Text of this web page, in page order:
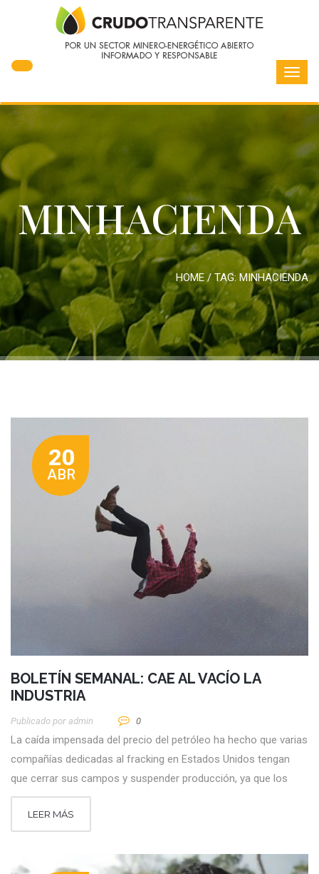
MINHACIENDA
HOME/ TAG:MINHACIENDA
20
ABR
BOLETÍN SEMANAL: CAE AL VACÍO LA
INDUSTRIA
Publicado por Admin 0
La caída impensada del precio del petróleo ha hecho que varias
compañías dedicadas al fracking en Estados Unidos tengan
que cerrar sus campos y suspender producción, ya que los
LEER MÁS